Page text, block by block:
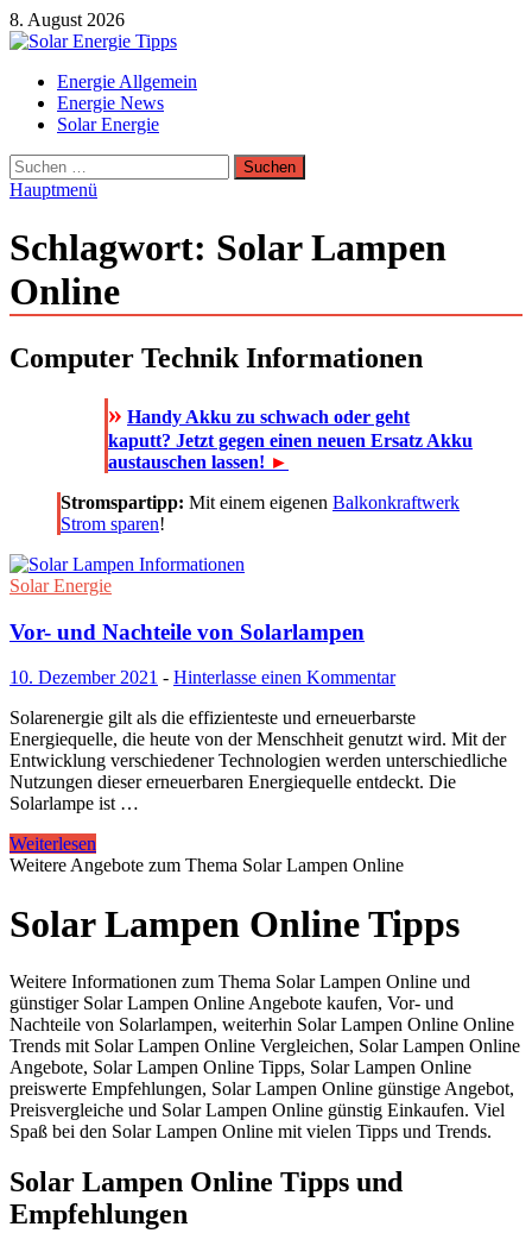
Zum
Inhalt
8. August 2026
Solar Energie Tipps
Solar Energie und Photovoltaik Informationen und Tipps
Energie Allgemein
Energie News
Solar Energie
Suchen
nach:
Hauptmenü
Schlagwort: Solar Lampen
Online
Computer Technik Informationen
» Handy Akku zu schwach oder geht
kaputt? Jetzt gegen einen neuen Ersatz Akku
austauschen lassen! ►
Stromspartipp: Mit einem eigenen Balkonkraftwerk
Strom sparen!
Solar Energie
Vor- und Nachteile von Solarlampen
10. Dezember 2021 - Hinterlasse einen Kommentar
Solarenergie gilt als die effizienteste und erneuerbarste
Energiequelle, die heute von der Menschheit genutzt wird. Mit der
Entwicklung verschiedener Technologien werden unterschiedliche
Nutzungen dieser erneuerbaren Energiequelle entdeckt. Die
Solarlampe ist …
Weiterlesen
Weitere Angebote zum Thema Solar Lampen Online
Solar Lampen Online Tipps
Weitere Informationen zum Thema Solar Lampen Online und
günstiger Solar Lampen Online Angebote kaufen, Vor- und
Nachteile von Solarlampen, weiterhin Solar Lampen Online Online
Trends mit Solar Lampen Online Vergleichen, Solar Lampen Online
Angebote, Solar Lampen Online Tipps, Solar Lampen Online
preiswerte Empfehlungen, Solar Lampen Online günstige Angebot,
Preisvergleiche und Solar Lampen Online günstig Einkaufen. Viel
Spaß bei den Solar Lampen Online mit vielen Tipps und Trends.
Solar Lampen Online Tipps und
Empfehlungen